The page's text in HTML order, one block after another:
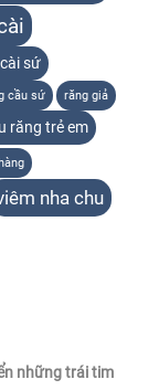
sứ
cầu sứ răng giả
răng trẻ em
nha chu
những trái tim